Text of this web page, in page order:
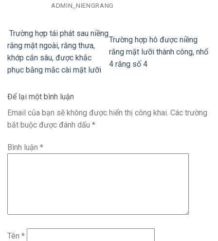
ADMIN_NIENGRANG
Trường hợp tái phát sau niềng
răng mặt ngoài, răng thưa,
khớp cắn sâu, được khắc
phục bằng mắc cài mặt lưỡi
Trường hợp hô được niềng
răng mặt lưỡi thành công, nhổ
4 răng số 4
Để lại một bình luận
Email của bạn sẽ không được hiển thị công khai. Các trường
bắt buộc được đánh dấu *
Bình luận *
Tên *